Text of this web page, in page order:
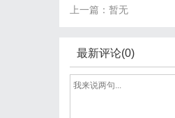
上一篇：暂无
最新评论(0)